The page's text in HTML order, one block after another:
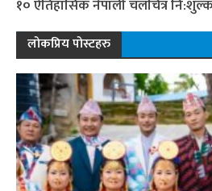
१० ऐतिहासिक नेपाली चलचित्र
लोकप्रिय पोस्टहरु